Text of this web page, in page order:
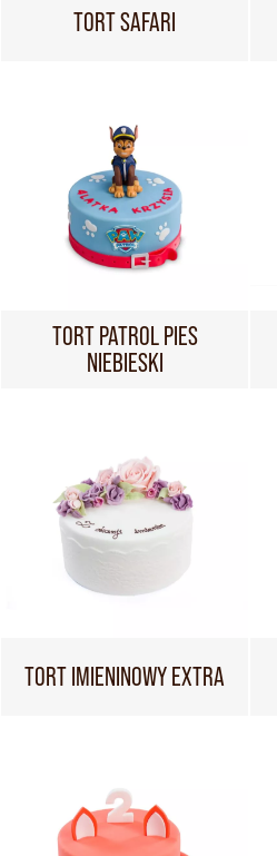
TORT SAFARI
TORT PATROL PIES
NIEBIESKI
TORT IMIENINOWY EXTRA